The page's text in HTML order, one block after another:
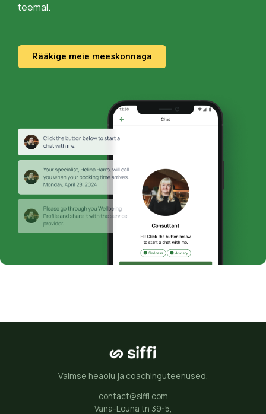
teemal.
Rääkige meie meeskonnaga
Vaimse heaolu ja coachinguteenused.
contact@siffi.com
Vana-Lõuna tn 39-5,